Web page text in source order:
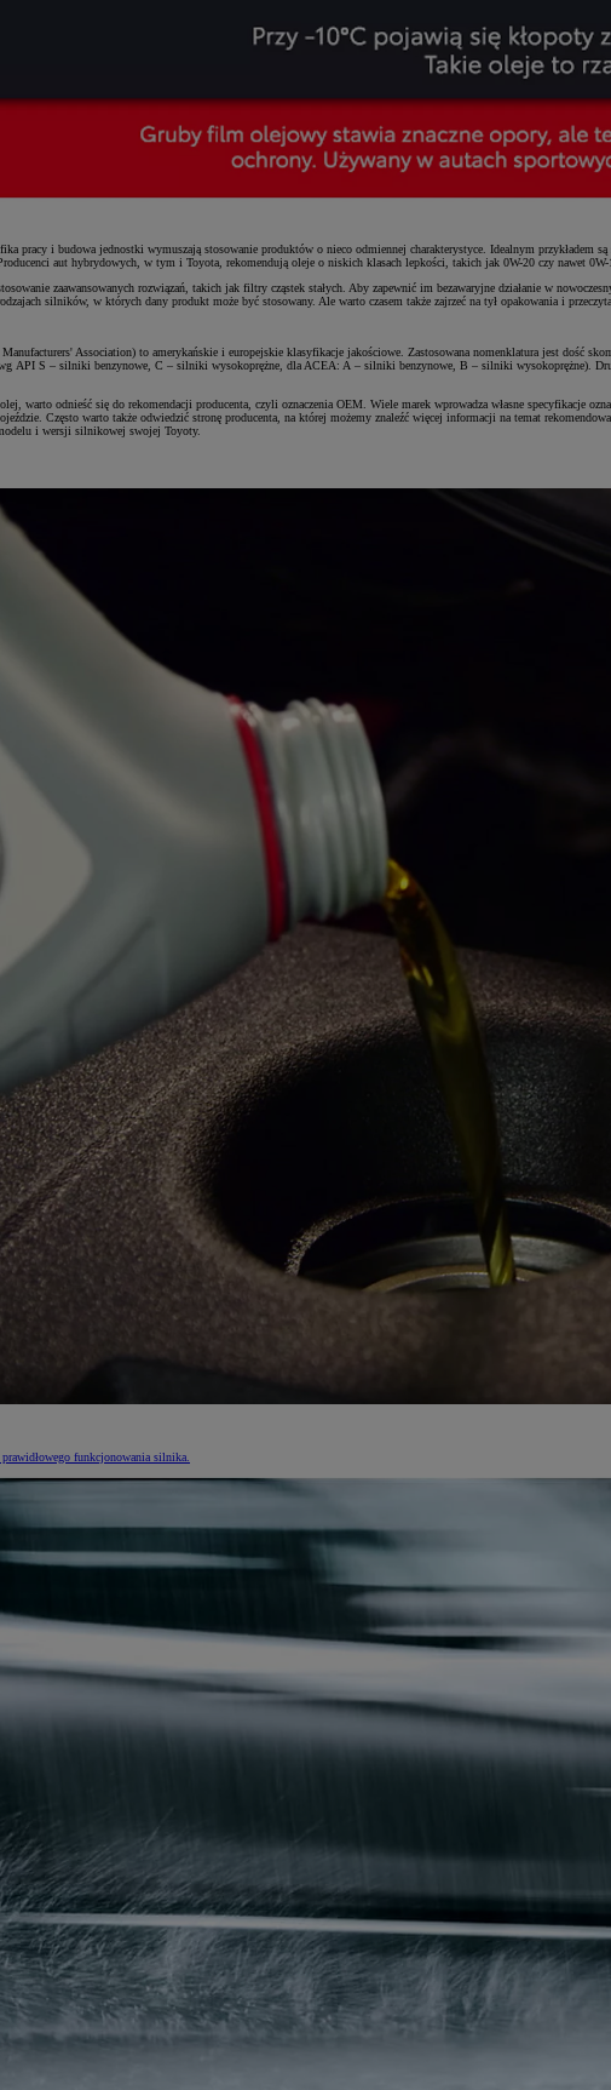
pracy i budowa jednostki wymuszają stosowanie produktów o nieco odmiennej charakterystyce. Idealnym przykładem
aut hybrydowych, w tym i Toyota, rekomendują oleje o niskich klasach lepkości, takich jak 0W-20 czy nawet 0W-
zaawansowanych rozwiązań, takich jak filtry cząstek stałych. Aby zapewnić im bezawaryjne działanie w
silników, w których dany produkt może być stosowany. Ale warto czasem także zajrzeć na tył opakowania i
Association) to amerykańskie i europejskie klasyfikacje jakościowe. Zastosowana nomenklatura jest dość
API S – silniki benzynowe, C – silniki wysokoprężne, dla ACEA: A – silniki benzynowe, B – silniki wysokoprężne).
warto odnieść się do rekomendacji producenta, czyli oznaczenia OEM. Wiele marek wprowadza własne specyfikacje
Często warto także odwiedzić stronę producenta, na której możemy znaleźć więcej informacji na temat
i wersji silnikowej swojej Toyoty.
funkcjonowania silnika.